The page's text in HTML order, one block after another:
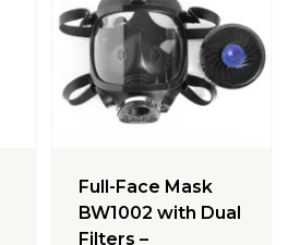
Full-Face Mask
BW1002 with Dual
Filters –